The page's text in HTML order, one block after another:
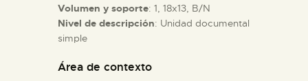
DIDÁCTICA
ESPAÑOL
Volumen y soporte: 1, 18x13, B/N
Nivel de descripción: Unidad documental
simple
Área de contexto